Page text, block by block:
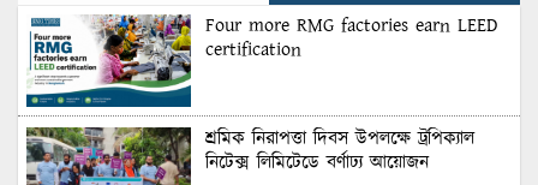
Four more RMG factories earn LEED
certification
শ্রমিক নিরাপত্তা দিবস উপলক্ষে ট্রপিক্যাল
নিটেক্স লিমিটেডে বর্ণাঢ্য আয়োজন